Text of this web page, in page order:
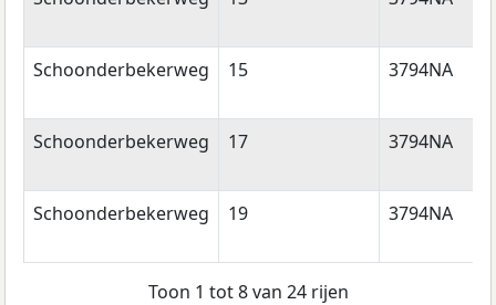
Schoonderbekerweg 15 3794NA
Schoonderbekerweg 17 3794NA
Schoonderbekerweg 19 3794NA
Toon 1 tot 8 van 24 rijen